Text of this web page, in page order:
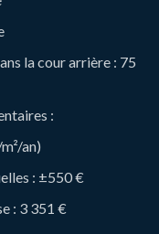
la cour arrière : 75
:
an)
: ±550 €
: 3 351 €